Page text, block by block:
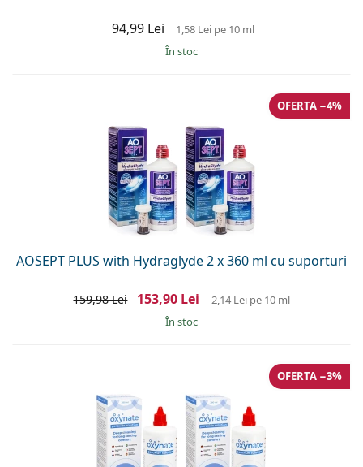
94,99 Lei 1,58 Lei pe 10 ml
În stoc
AOSEPT PLUS with Hydraglyde 2 x 360 ml cu suporturi
OFERTA −4%
159,98 Lei 153,90 Lei 2,14 Leipe 10 ml
În stoc
OFERTA −3%